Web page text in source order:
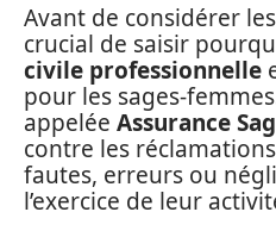
Avant de considérer
crucial de saisir
civile professionnelle
pour les sages-
appelée Assurance
contre les
fautes, erreurs ou
l’exercice de leur